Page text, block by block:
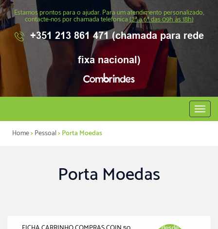
Estamos prontos para o ajudar. Para um atendimento personalizado,
contacte-nos por chamada telefonica(2ª a 6ª das 09h às 18h)
+351 213 861 471 (chamada para rede
fixa nacional)
Abrir
menu
Home>Pessoal> Porta Moedas
Porta Moedas